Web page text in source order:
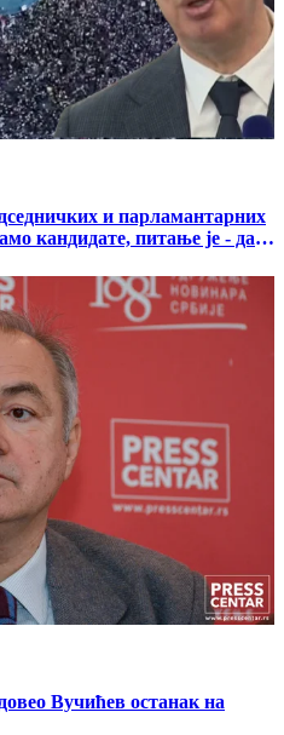
и парламантарних
кандидате, питање је - да
Вучићев останак на